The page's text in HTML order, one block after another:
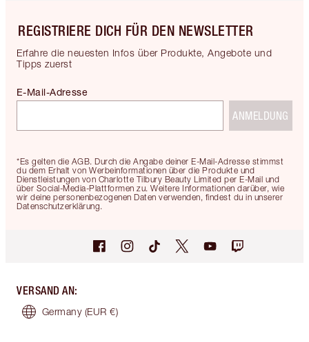
REGISTRIERE DICH FÜR DEN NEWSLETTER
Erfahre die neuesten Infos über Produkte, Angebote und
Tipps zuerst
*Es gelten die AGB. Durch die Angabe deiner E-Mail-Adresse stimmst
du dem Erhalt von Werbeinformationen über die Produkte und
Dienstleistungen von Charlotte Tilbury Beauty Limited per E-Mail und
über Social-Media-Plattformen zu. Weitere Informationen darüber, wie
wir deine personenbezogenen Daten verwenden, findest du in unserer
Datenschutzerklärung.
E-Mail-Adresse
ANMELDUNG
VERSAND AN:
Germany (EUR €)